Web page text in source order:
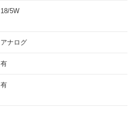
18/5W
アナログ
有
有